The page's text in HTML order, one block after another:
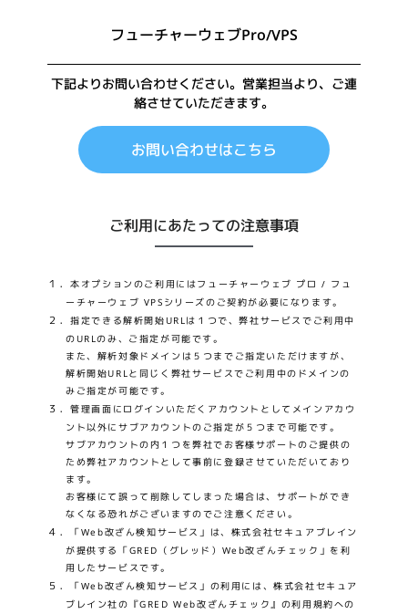
フューチャーウェブPro/VPS
下記よりお問い合わせください。 営業担当より、ご連
絡させていただきます。
お問い合わせはこちら
ご利用にあたっての注意事項
１．本オプションのご利用にはフューチャーウェブ プロ / フュ
ーチャーウェブ VPSシリーズのご契約が必要になります。
２．指定できる解析開始URLは１つで、弊社サービスでご利用中
のURLのみ、ご指定が可能です。
また、解析対象ドメインは５つまでご指定いただけますが、
解析開始URLと同じく弊社サービスでご利用中のドメインの
みご指定が可能です。
３．管理画面にログインいただくアカウントとしてメインアカウ
ント以外にサブアカウントのご指定が５つまで可能です。
サブアカウントの内１つを弊社でお客様サポートのご提供の
ため弊社アカウントとして事前に登録させていただいており
ます。
お客様にて誤って削除してしまった場合は、サポートができ
なくなる恐れがございますのでご注意ください。
４．
「Web改ざん検知サービス」は、株式会社セキュアブレイン
が提供する「GRED（グレッド）Web改ざんチェック」を利
用したサービスです。
５．
「Web改ざん検知サービス」の利用には、株式会社セキュア
ブレイン社の『GRED Web改ざんチェック』の利用規約への